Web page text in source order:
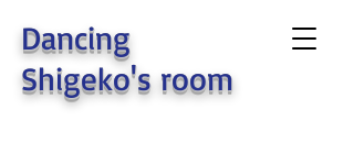
Dancing
Shigeko's room